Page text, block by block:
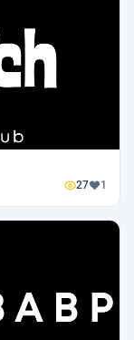
27 1